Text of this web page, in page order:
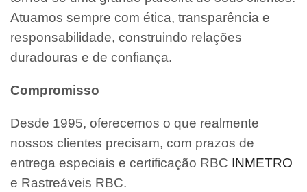
Atuamos sempre com ética, transparência e
responsabilidade, construindo relações
duradouras e de confiança.
Compromisso
Desde 1995, oferecemos o que realmente
nossos clientes precisam, com prazos de
entrega especiais e certificação RBC INMETRO
e Rastreáveis RBC.